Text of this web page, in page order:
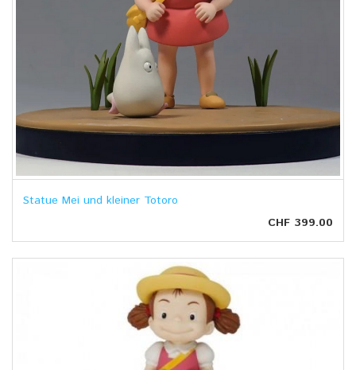
Statue Mei und kleiner Totoro
CHF 399.00